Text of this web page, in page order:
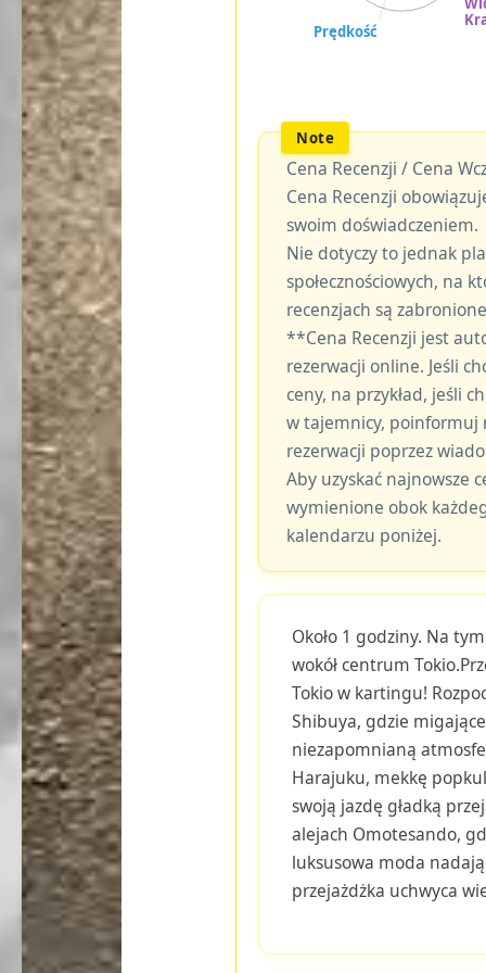
Cena Recenzji / Cena
Cena Recenzji
swoim doświadczeniem.
Nie dotyczy to jednak
społecznościowych, na
recenzjach są
**Cena Recenzji jest
rezerwacji online. Jeśli
ceny, na przykład, jeśli
w tajemnicy, poinformuj
rezerwacji poprzez
Aby uzyskać najnowsze
wymienione obok
kalendarzu poniżej.
Około 1 godziny. Na
wokół centrum
Tokio w kartingu!
Shibuya, gdzie
niezapomnianą
Harajuku, mekkę
swoją jazdę gładką
alejach Omotesando,
luksusowa moda
przejażdżka uchwyca